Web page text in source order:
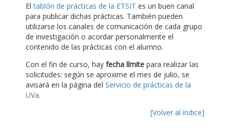
Eltablón de prácticas de la ETSIT es un buen canal
para publicar dichas prácticas. También pueden
utilizarse los canales de comunicación de cada grupo
de investigación o acordar personalmente el
contenido de las prácticas con el alumno.
Con el fin de curso, hay fecha límite para realizar las
solicitudes: según se aproxime el mes de julio, se
avisará en la página del Servicio de prácticas de la
UVa.
[Volver al índice]